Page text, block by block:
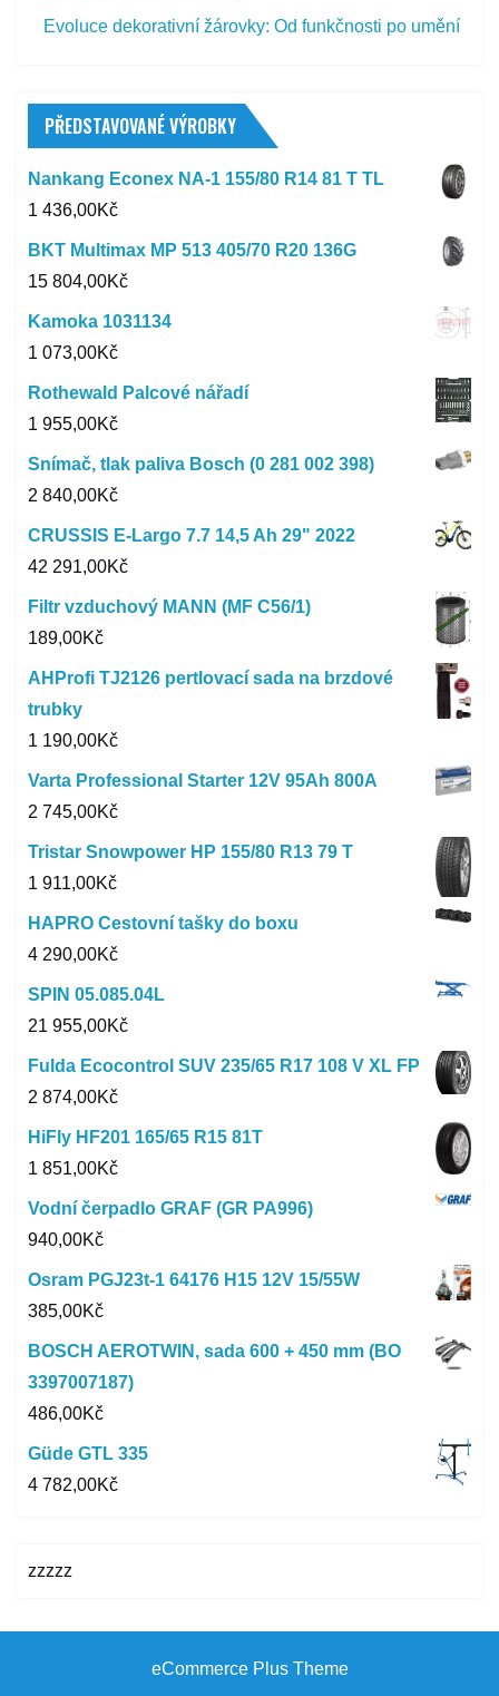
Evoluce dekorativní žárovky: Od funkčnosti po umění
PŘEDSTAVOVANÉ VÝROBKY
Nankang Econex NA-1 155/80 R14 81 T TL
1 436,00Kč
BKT Multimax MP 513 405/70 R20 136G
15 804,00Kč
Kamoka 1031134
1 073,00Kč
Rothewald Palcové nářadí
1 955,00Kč
Snímač, tlak paliva Bosch (0 281 002 398)
2 840,00Kč
CRUSSIS E-Largo 7.7 14,5 Ah 29" 2022
42 291,00Kč
Filtr vzduchový MANN (MF C56/1)
189,00Kč
AHProfi TJ2126 pertlovací sada na brzdové
trubky
1 190,00Kč
Varta Professional Starter 12V 95Ah 800A
2 745,00Kč
Tristar Snowpower HP 155/80 R13 79 T
1 911,00Kč
HAPRO Cestovní tašky do boxu
4 290,00Kč
SPIN 05.085.04L
21 955,00Kč
Fulda Ecocontrol SUV 235/65 R17 108 V XL FP
2 874,00Kč
HiFly HF201 165/65 R15 81T
1 851,00Kč
Vodní čerpadlo GRAF (GR PA996)
940,00Kč
Osram PGJ23t-1 64176 H15 12V 15/55W
385,00Kč
BOSCH AEROTWIN, sada 600 + 450 mm (BO
3397007187)
486,00Kč
Güde GTL 335
4 782,00Kč
zzzzz
eCommerce Plus Theme